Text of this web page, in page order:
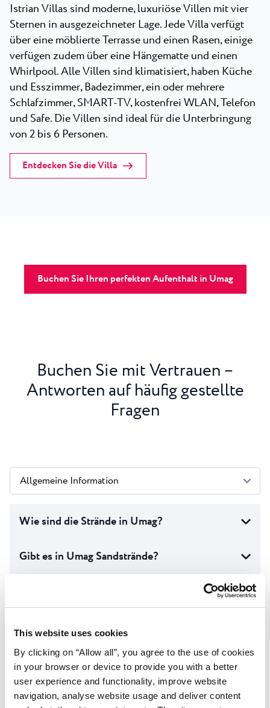
This website uses cookies
By clicking on “Allow all”, you agree to the use of cookies
in your browser or device to provide you with a better
user experience and functionality, improve website
navigation, analyse website usage and deliver content
Istrian Villas sind moderne, luxuriöse Villen mit vier
Sternen in ausgezeichneter Lage. Jede Villa verfügt
über eine möblierte Terrasse und einen Rasen, einige
verfügen zudem über eine Hängematte und einen
Whirlpool. Alle Villen sind klimatisiert, haben Küche
und Esszimmer, Badezimmer, ein oder mehrere
Schlafzimmer, SMART-TV, kostenfrei WLAN, Telefon
und Safe. Die Villen sind ideal für die Unterbringung
von 2 bis 6 Personen.
Entdecken Sie die Villa
Buchen Sie Ihren perfekten Aufenthalt in Umag
Buchen Sie mit Vertrauen –
Antworten auf häufig gestellte
Fragen
Allgemeine Information
Wie sind die Strände in Umag?
Gibt es in Umag Sandstrände?
Kann man das Zentrum zu Fuß oder mit dem
Gibt es öffentliche Verkehrsmittel oder einen
Touristenzug?